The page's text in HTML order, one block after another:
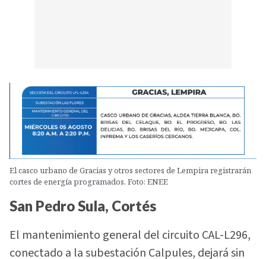
El casco urbano de Gracias y otros sectores de Lempira registrarán
cortes de energía programados. Foto: ENEE
San Pedro Sula, Cortés
El mantenimiento general del circuito CAL-L296,
conectado a la subestación Calpules, dejará sin